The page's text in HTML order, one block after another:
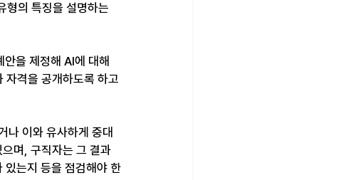
형의 특징을 설명하는
을 제정해 AI에 대해
자격을 공개하도록 하고
나 이와 유사하게 중대
며, 구직자는 그 결과
있는지 등을 점검해야 한